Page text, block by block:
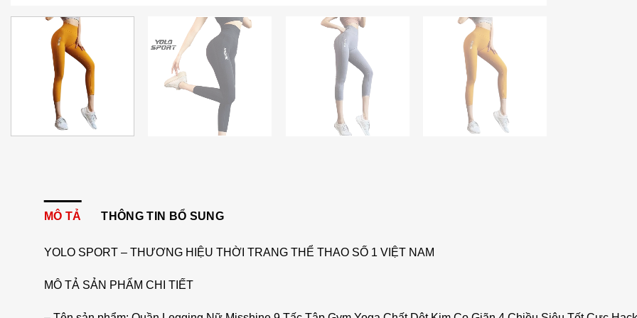
MÔ TẢ THÔNG TIN BỔ SUNG
YOLO SPORT – THƯƠNG HIỆU THỜI TRANG THỂ THAO SỐ 1 VIỆT NAM
MÔ TẢ SẢN PHẨM CHI TIẾT